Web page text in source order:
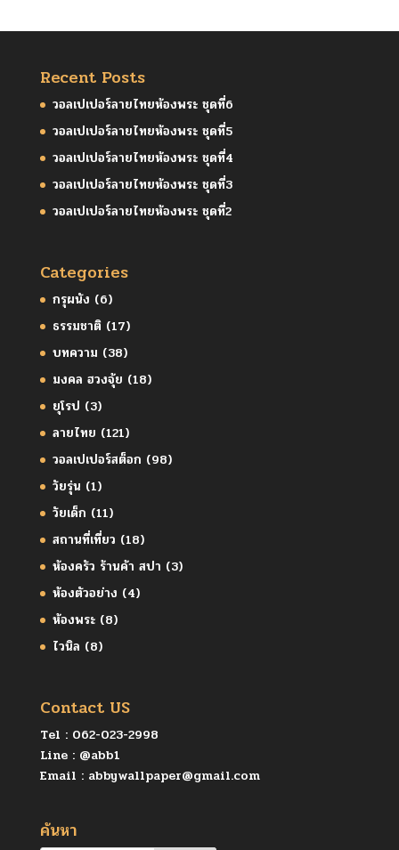
Recent Posts
วอลเปเปอร์ลายไทยห้องพระ ชุดที่6
วอลเปเปอร์ลายไทยห้องพระ ชุดที่5
วอลเปเปอร์ลายไทยห้องพระ ชุดที่4
วอลเปเปอร์ลายไทยห้องพระ ชุดที่3
วอลเปเปอร์ลายไทยห้องพระ ชุดที่2
Categories
กรุผนัง (6)
ธรรมชาติ(17)
บทความ (38)
มงคล ฮวงจุ้ย (18)
ยุโรป (3)
ลายไทย (121)
วอลเปเปอร์สต็อก (98)
วัยรุ่น (1)
วัยเด็ก (11)
สถานที่เที่ยว (18)
ห้องครัว ร้านค้า สปา (3)
ห้องตัวอย่าง (4)
ห้องพระ(8)
ไวนิล (8)
Contact US
Tel : 062-023-2998
Line : @abb1
Email : abbywallpaper@gmail.com
ค้นหา